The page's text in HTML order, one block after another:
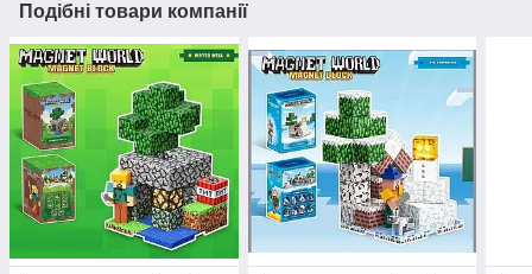
Подібні товари компанії